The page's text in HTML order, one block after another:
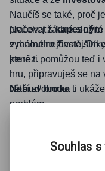
Naučíš se také, proč
pracovat s
vyhnout nejčastějším
peněz.
Nečekej žádné
z reálného života.
které ti pomůžou teď i
hru, připravuješ se
větší svobodu.
Nebuď broke ti
problém.
Souhlas